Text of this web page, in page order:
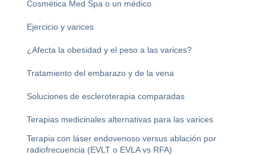
Cosmética Med Spa o un médico
Ejercicio y varices
¿Afecta la obesidad y el peso a las varices?
Tratamiento del embarazo y de la vena
Soluciones de escleroterapia comparadas
Terapias medicinales alternativas para las varices
Terapia con láser endovenoso versus ablación por
radiofrecuencia (EVLT o EVLA vs RFA)